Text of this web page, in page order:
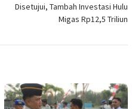
Disetujui, Tambah Investasi Hulu
Migas Rp12,5 Triliun